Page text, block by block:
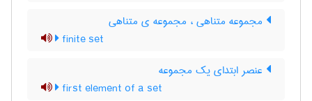
مجموعه متناهی ، مجموعه ی متناهی
finite set
عنصر ابتدای یک مجموعه
first element of a set